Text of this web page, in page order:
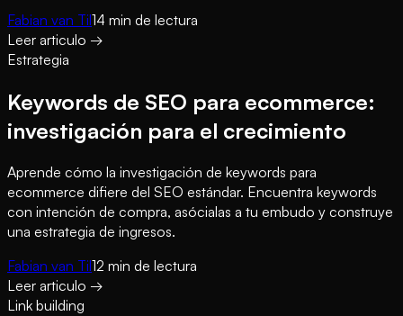
Fabian van Til14 min de lectura
Leer articulo →
Estrategia
Keywords de SEO para ecommerce:
investigación para el crecimiento
Aprende cómo la investigación de keywords para
ecommerce difiere del SEO estándar. Encuentra keywords
con intención de compra, asócialas a tu embudo y construye
una estrategia de ingresos.
Fabian van Til12 min de lectura
Leer articulo →
Link building